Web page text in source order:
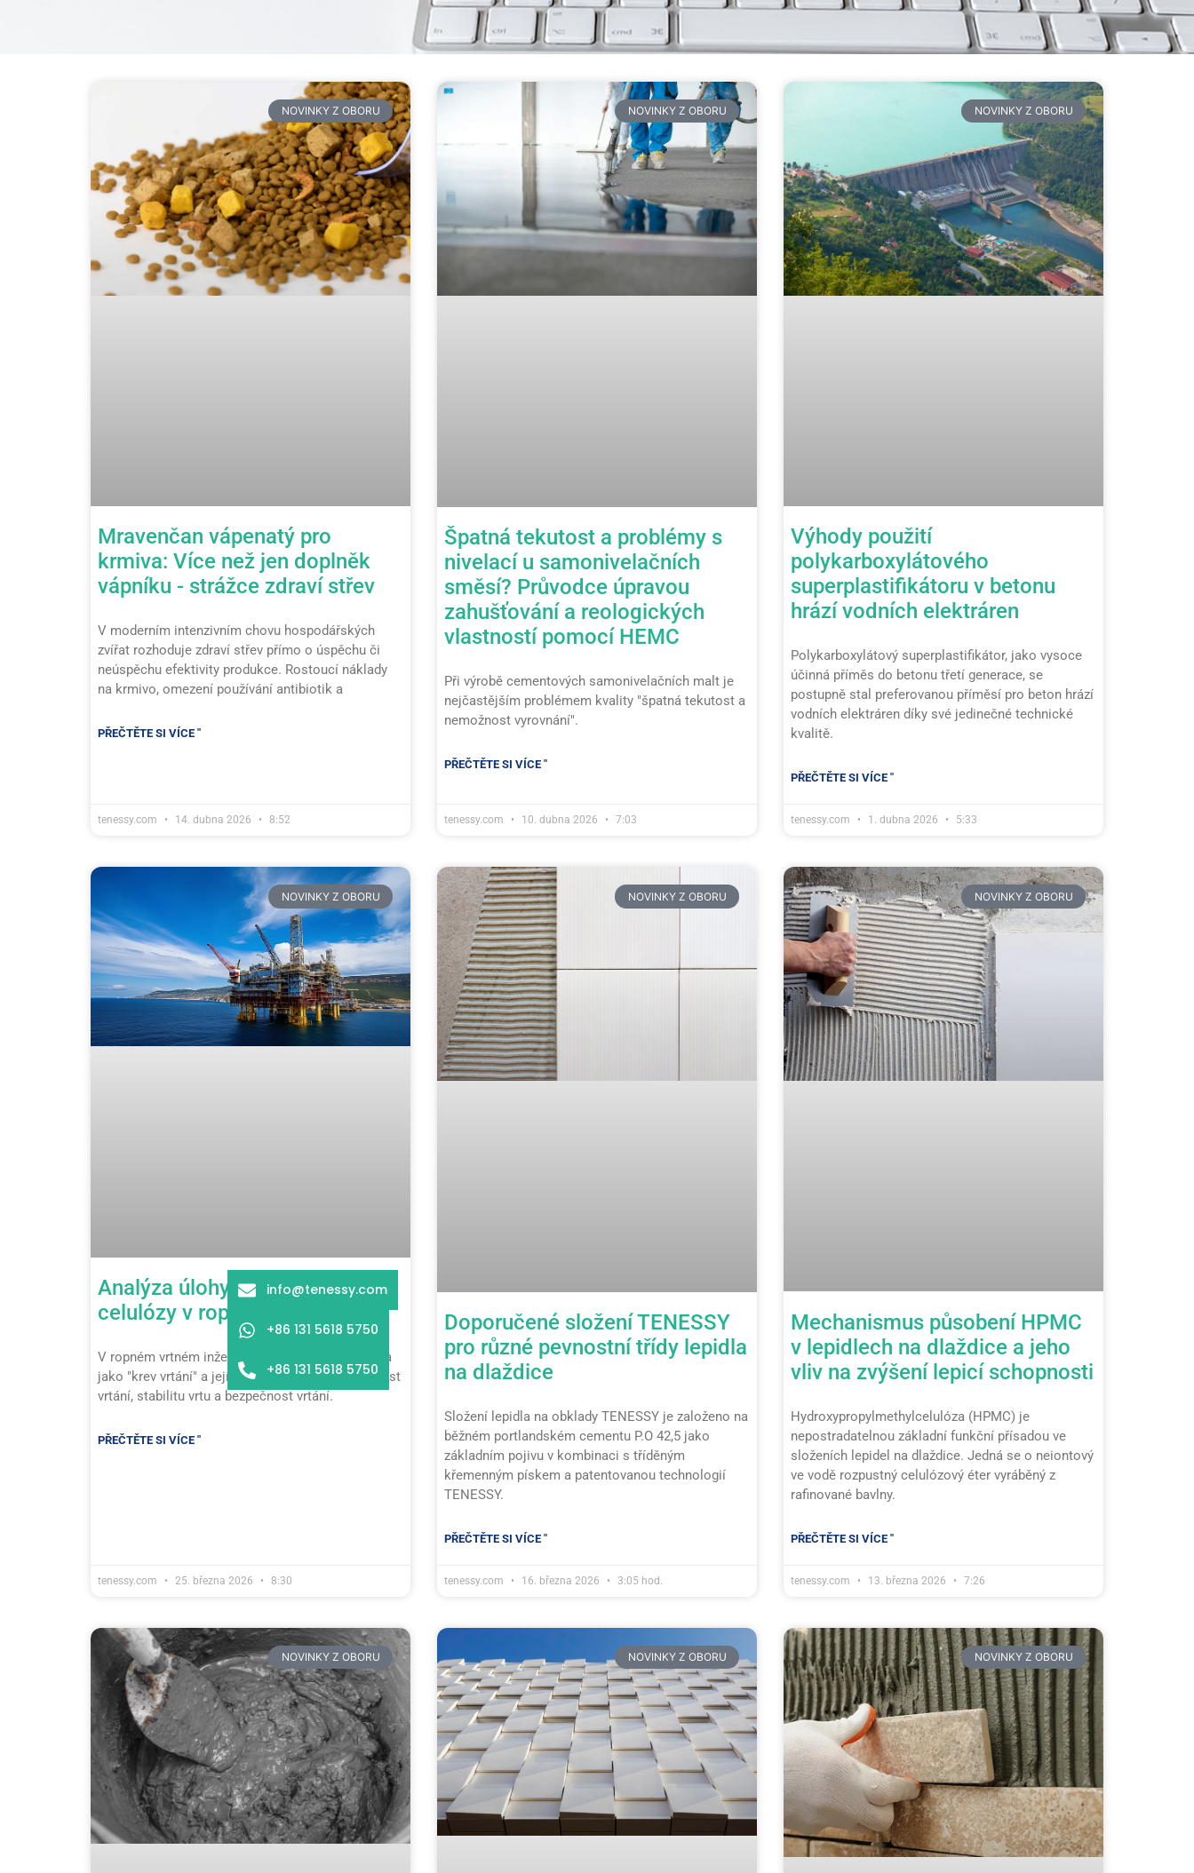
NOVINKY Z OBORU
Mravenčan vápenatý pro
krmiva: Více než jen doplněk
vápníku - strážce zdraví střev
V moderním intenzivním chovu hospodářských
zvířat rozhoduje zdraví střev přímo o úspěchu či
neúspěchu efektivity produkce. Rostoucí náklady
na krmivo, omezení používání antibiotik a
PŘEČTĚTE SI VÍCE "
tenessy.com 14. dubna 2026 8:52
NOVINKY Z OBORU
Špatná tekutost a problémy s
nivelací u samonivelačních
směsí? Průvodce úpravou
zahušťování a reologických
vlastností pomocí HEMC
Při výrobě cementových samonivelačních malt je
nejčastějším problémem kvality "špatná tekutost a
nemožnost vyrovnání".
PŘEČTĚTE SI VÍCE "
tenessy.com 10. dubna 2026 7:03
NOVINKY Z OBORU
Výhody použití
polykarboxylátového
superplastifikátoru v betonu
hrází vodních elektráren
Polykarboxylátový superplastifikátor, jako vysoce
účinná příměs do betonu třetí generace, se
postupně stal preferovanou příměsí pro beton hrází
vodních elektráren díky své jedinečné technické
kvalitě.
PŘEČTĚTE SI VÍCE "
tenessy.com 1. dubna 2026 5:33
NOVINKY Z OBORU
Analýza úlohy polyaniontové
celulózy v ropném vrtání
V ropném vrtném inženýrství slouží vrtná kapalina
jako "krev vrtání" a její výkon přímo určuje účinnost
vrtání, stabilitu vrtu a bezpečnost vrtání.
PŘEČTĚTE SI VÍCE "
tenessy.com 25. března 2026 8:30
NOVINKY Z OBORU
Doporučené složení TENESSY
pro různé pevnostní třídy lepidla
na dlaždice
Složení lepidla na obklady TENESSY je založeno na
běžném portlandském cementu P.O 42,5 jako
základním pojivu v kombinaci s tříděným
křemenným pískem a patentovanou technologií
TENESSY.
PŘEČTĚTE SI VÍCE "
tenessy.com 16. března 2026 3:05 hod.
NOVINKY Z OBORU
Mechanismus působení HPMC
v lepidlech na dlaždice a jeho
vliv na zvýšení lepicí schopnosti
Hydroxypropylmethylcelulóza (HPMC) je
nepostradatelnou základní funkční přísadou ve
složeních lepidel na dlaždice. Jedná se o neiontový
ve vodě rozpustný celulózový éter vyráběný z
rafinované bavlny.
PŘEČTĚTE SI VÍCE "
tenessy.com 13. března 2026 7:26
NOVINKY Z OBORU NOVINKY Z OBORU NOVINKY Z OBORU
info@tenessy.com
+86 131 5618 5750
+86 131 5618 5750